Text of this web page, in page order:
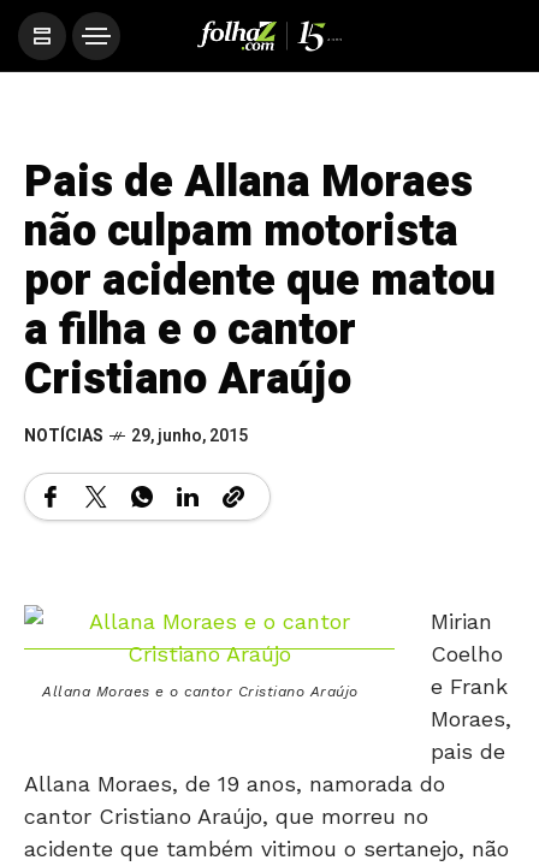
Pais de Allana Moraes
não culpam motorista
por acidente que matou
a filha e o cantor
Cristiano Araújo
NOTÍCIAS 29, junho, 2015
Allana Moraes e o cantor Cristiano Araújo
Mirian
Coelho
e Frank
Moraes,
pais de
Allana Moraes, de 19 anos, namorada do
cantor Cristiano Araújo, que morreu no
acidente que também vitimou o sertanejo, não